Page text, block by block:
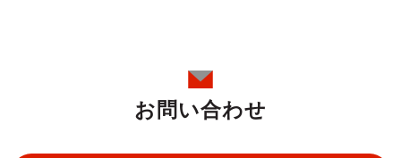
お問い合わせ